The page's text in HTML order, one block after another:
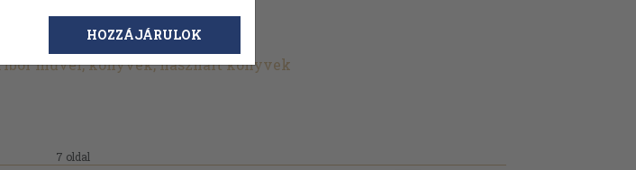
művei, könyvek, használt könyvek
7 oldal
HOZZÁJÁRULOK